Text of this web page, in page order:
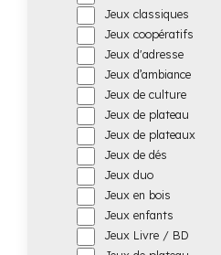
Jeux classiques
Jeux coopératifs
Jeux d'adresse
Jeux d’ambiance
Jeux de culture
Jeux de plateau
Jeux de plateaux
Jeux de dés
Jeux duo
Jeux en bois
Jeux enfants
Jeux Livre / BD